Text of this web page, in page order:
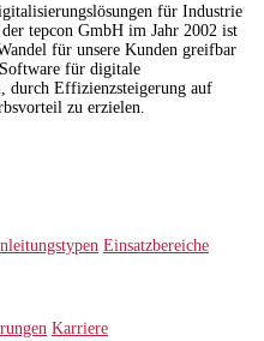
für Industrie
tepcon GmbH im Jahr 2002 ist
für unsere Kunden greifbar
für digitale
durch Effizienzsteigerung auf
zu erzielen.
Einsatzbereiche
Karriere